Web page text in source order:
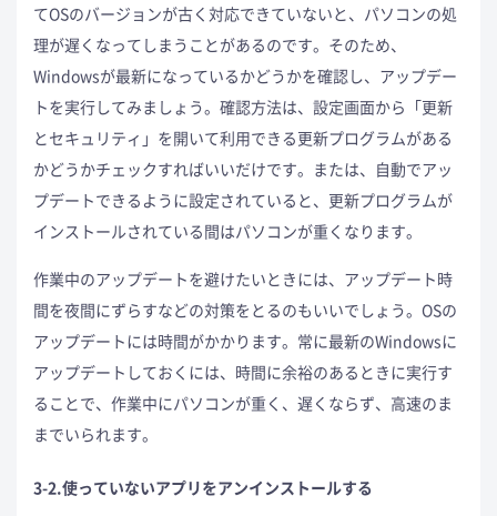
てOSのバージョンが古く対応できていないと、パソコンの処
理が遅くなってしまうことがあるのです。そのため、
Windowsが最新になっているかどうかを確認し、アップデー
トを実行してみましょう。確認方法は、設定画面から「更新
とセキュリティ」を開いて利用できる更新プログラムがある
かどうかチェックすればいいだけです。または、自動でアッ
プデートできるように設定されていると、更新プログラムが
インストールされている間はパソコンが重くなります。
作業中のアップデートを避けたいときには、アップデート時
間を夜間にずらすなどの対策をとるのもいいでしょう。OSの
アップデートには時間がかかります。常に最新のWindowsに
アップデートしておくには、時間に余裕のあるときに実行す
ることで、作業中にパソコンが重く、遅くならず、高速のま
までいられます。
3-2.使っていないアプリをアンインストールする